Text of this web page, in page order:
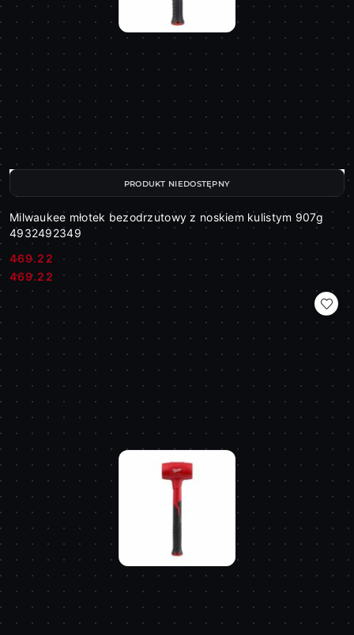
Milwaukee młotek bezodrzutowy z noskiem kulistym 907g
4932492349
Cena:
469.22
Cena:
469.22
PRODUKT NIEDOSTĘPNY